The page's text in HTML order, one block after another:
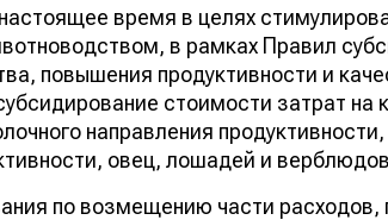
время в целях
в рамках Правил
повышения продуктивности и
стоимости затрат
направления
овец, лошадей и
по возмещению части расходов,